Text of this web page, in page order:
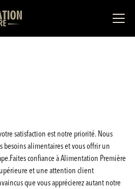
satisfaction est notre priorité. Nous
besoins alimentaires et vous offrir un
confiance à Alimentation Première
et une attention client
que vous apprécierez autant notre